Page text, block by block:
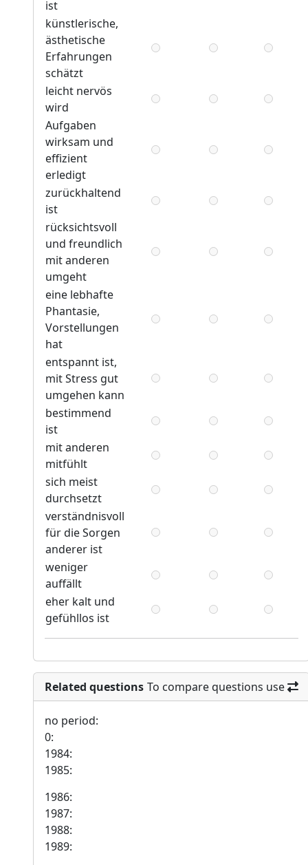
ist
künstlerische,
ästhetische
Erfahrungen
schätzt
leicht nervös
wird
Aufgaben
wirksam und
effizient
erledigt
zurückhaltend
ist
rücksichtsvoll
und freundlich
mit anderen
umgeht
eine lebhafte
Phantasie,
Vorstellungen
hat
entspannt ist,
mit Stress gut
umgehen kann
bestimmend
ist
mit anderen
mitfühlt
sich meist
durchsetzt
verständnisvoll
für die Sorgen
anderer ist
weniger
auffällt
eher kalt und
gefühllos ist
Related questions To compare questions use
no period:
0:
1984:
1985:
1986:
1987:
1988:
1989: